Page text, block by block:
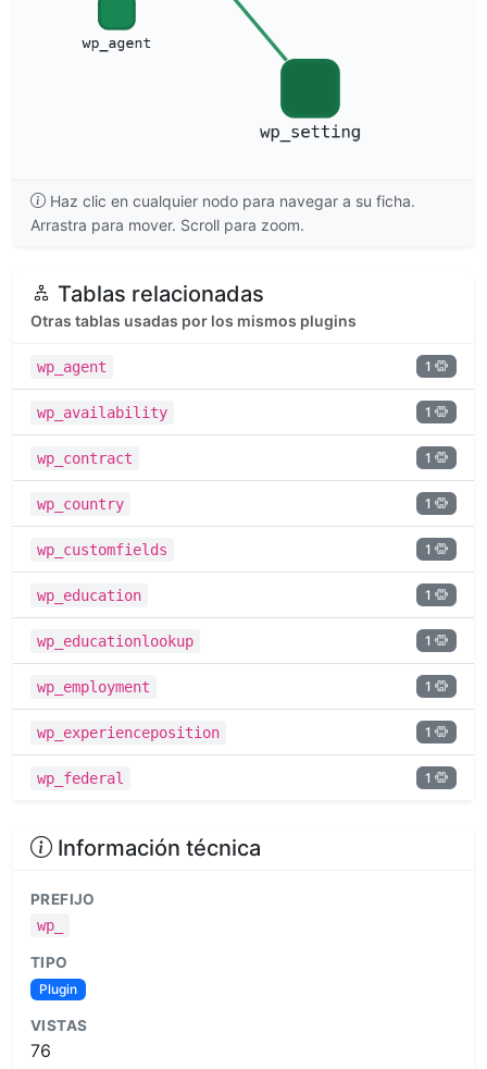
Haz clic en cualquier nodo para navegar a su ficha.
Arrastra para mover. Scroll para zoom.
Tablas relacionadas
Otras tablas usadas por los mismos plugins
wp_agent 1
wp_availability 1
wp_contract 1
wp_country 1
wp_customfields 1
wp_education 1
wp_educationlookup 1
wp_employment 1
wp_experienceposition 1
wp_federal 1
Información técnica
PREFIJO
wp_
TIPO
Plugin
VISTAS
76